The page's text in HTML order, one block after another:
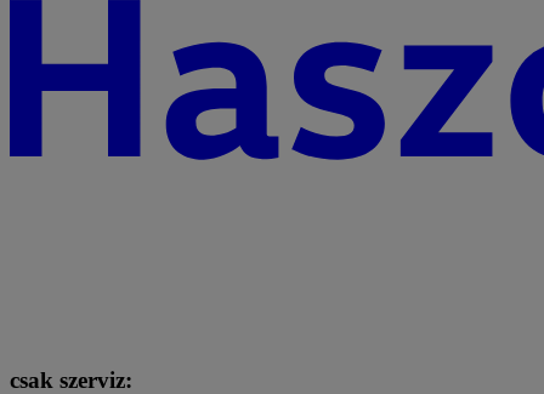
csak szerviz: